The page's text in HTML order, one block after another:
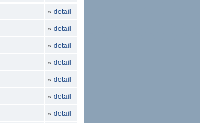
» detail
» detail
» detail
» detail
» detail
» detail
» detail